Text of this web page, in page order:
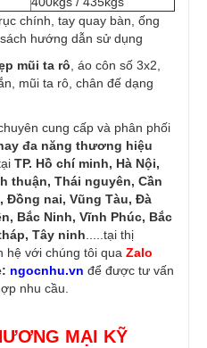
chính, tay quay bàn, ống
hướng dẫn sử dụng
mũi ta rô , áo côn số 3x2,
mũi ta rô, chân đế dạng
cung cấp và phân phối
đa năng thương hiệu
TP. Hồ chí minh, Hà Nội,
thuận, Thái nguyên, Cần
Đồng nai, Vũng Tàu, Đà
Bắc Ninh, Vĩnh Phúc, Bắc
Tây ninh .....tại thị
hệ với chúng tôi qua Zalo
ngocnhu.vn để được tư vấn
nhu cầu.
MẠI KỸ